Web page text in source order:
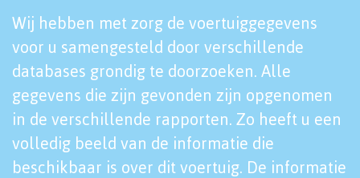
Wij hebben met zorg de voertuiggegevens
voor u samengesteld door verschillende
databases grondig te doorzoeken. Alle
gegevens die zijn gevonden zijn opgenomen
in de verschillende rapporten. Zo heeft u een
volledig beeld van de informatie die
beschikbaar is over dit voertuig. De informatie